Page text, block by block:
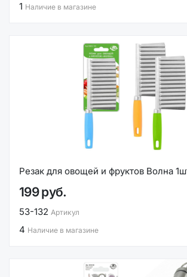
1 Наличие в магазине
Резак для овощей и фруктов Волна
199 руб.
53-132 Артикул
4 Наличие в магазине